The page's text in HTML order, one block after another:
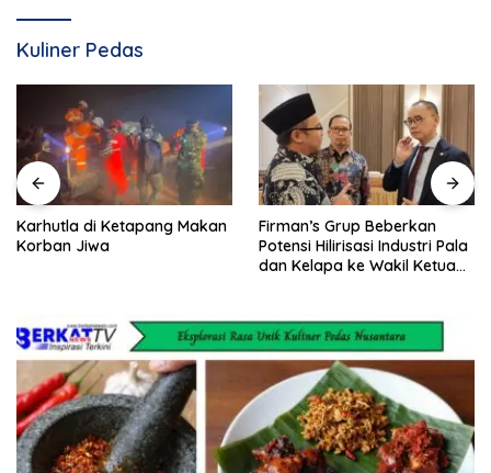
Kuliner Pedas
Karhutla di Ketapang Makan
Korban Jiwa
Firman’s Grup Beberkan
Potensi Hilirisasi Industri Pala
dan Kelapa ke Wakil Ketua